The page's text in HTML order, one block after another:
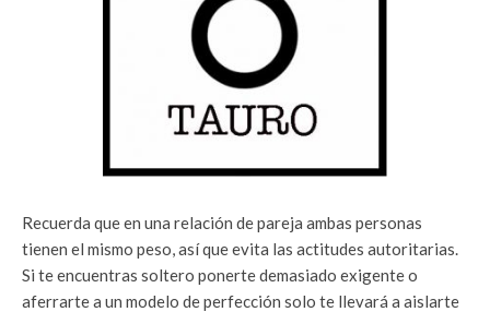
Recuerda que en una relación de pareja ambas personas
tienen el mismo peso, así que evita las actitudes autoritarias.
Si te encuentras soltero ponerte demasiado exigente o
aferrarte a un modelo de perfección solo te llevará a aislarte